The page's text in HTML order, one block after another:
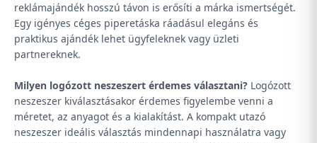
reklámajándék hosszú távon is erősíti a márka ismertségét.
Egy igényes céges piperetáska ráadásul elegáns és
praktikus ajándék lehet ügyfeleknek vagy üzleti
partnereknek.
Milyen logózott neszeszert érdemes választani? Logózott
neszeszer kiválasztásakor érdemes figyelembe venni a
méretet, az anyagot és a kialakítást. A kompakt utazó
neszeszer ideális választás mindennapi használatra vagy